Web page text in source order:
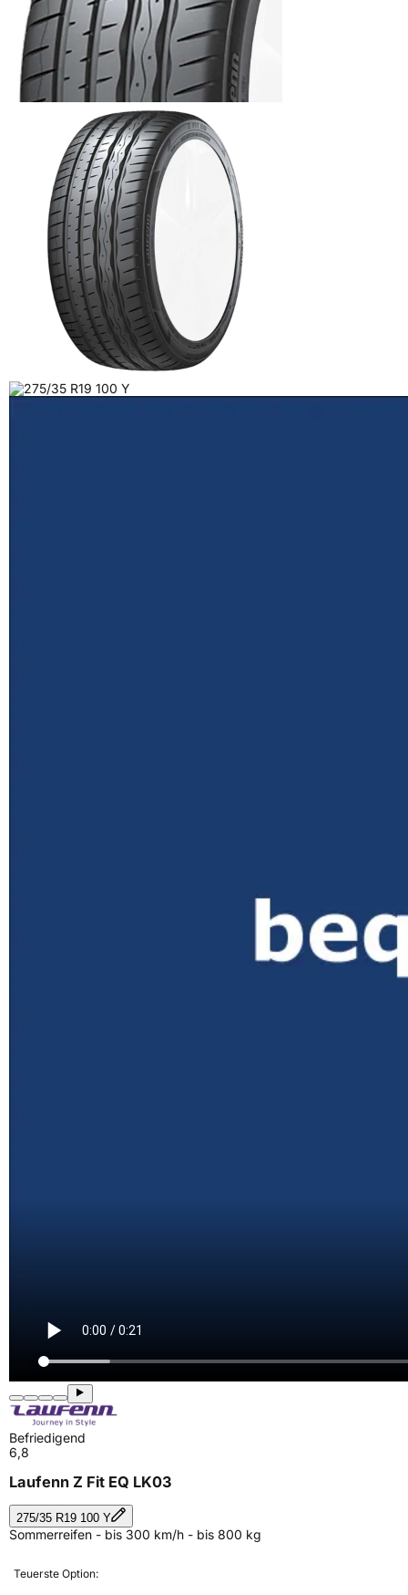
Befriedigend
6,8
Laufenn Z Fit EQ LK03
275/35 R19 100 Y
Sommerreifen - bis 300 km/h - bis 800 kg
Teuerste Option: